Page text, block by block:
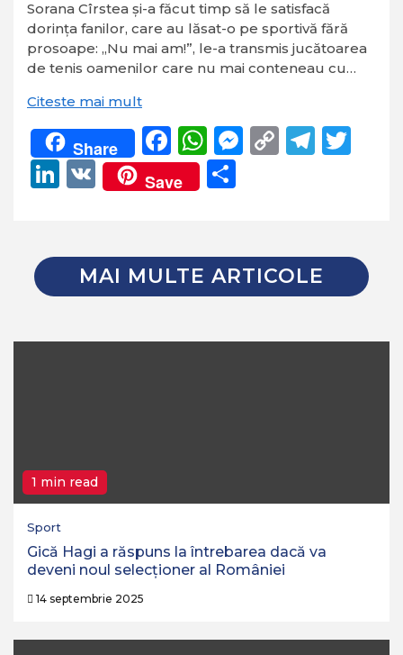
Sorana Cîrstea și-a făcut timp să le satisfacă
dorința fanilor, care au lăsat-o pe sportivă fără
prosoape: „Nu mai am!”, le-a transmis jucătoarea
de tenis oamenilor care nu mai conteneau cu…
Citeste mai mult
Share Facebook
WhatsApp
Messenger
Copy
LinkedIn
VK Save
MAI MULTE ARTICOLE
1 min read
Sport
Gică Hagi a răspuns la întrebarea dacă va
deveni noul selecționer al României
14 septembrie 2025